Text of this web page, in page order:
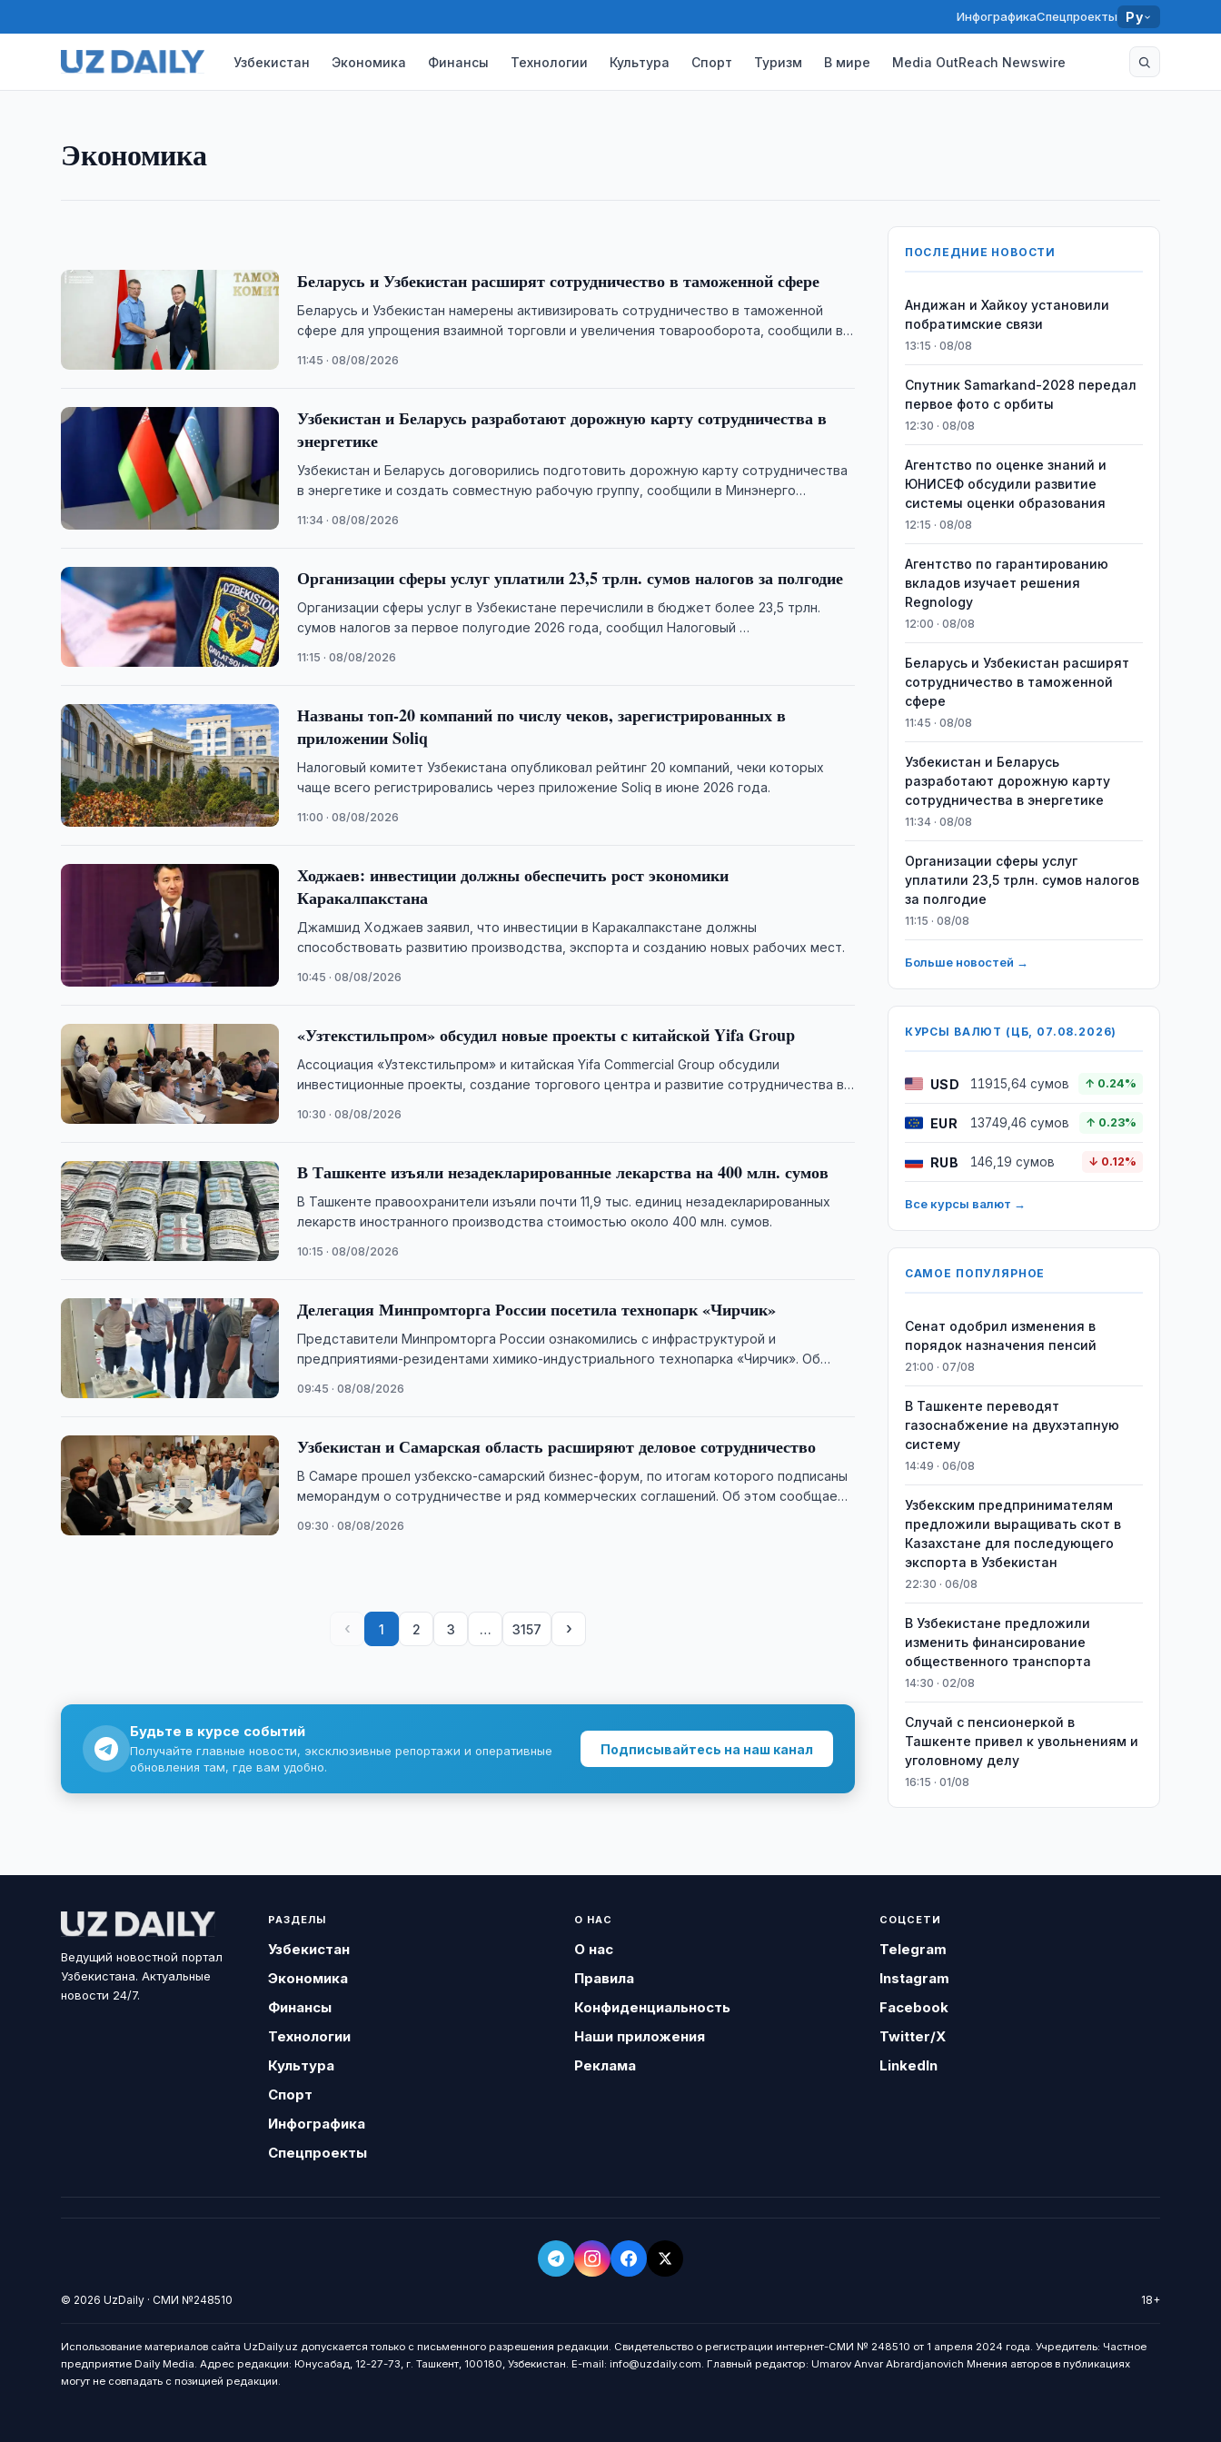
ИнфографикаСпецпроекты Ру
Узбекистан Экономика Финансы Технологии Культура Спорт Туризм В мире Media OutReach Newswire
Экономика
ЭКОНОМИКА
Агентство по гарантированию вкладов изучает решения
цифровые решения для развития национальной системы гарантирования вкладов.
Беларусь и Узбекистан расширят сотрудничество в таможенной сфере
Беларусь и Узбекистан намерены активизировать сотрудничество в таможенной
сфере для упрощения взаимной торговли и увеличения товарооборота, сообщили в
11:45 · 08/08/2026
Узбекистан и Беларусь разработают дорожную карту сотрудничества в
энергетике
Узбекистан и Беларусь договорились подготовить дорожную карту сотрудничества
в энергетике и создать совместную рабочую группу, сообщили в Минэнерго
11:34 · 08/08/2026
Организации сферы услуг уплатили 23,5 трлн. сумов налогов за полгодие
Организации сферы услуг в Узбекистане перечислили в бюджет более 23,5 трлн.
сумов налогов за первое полугодие 2026 года, сообщил Налоговый …
11:15 · 08/08/2026
Названы топ-20 компаний по числу чеков, зарегистрированных в
приложении Soliq
Налоговый комитет Узбекистана опубликовал рейтинг 20 компаний, чеки которых
чаще всего регистрировались через приложение Soliq в июне 2026 года.
11:00 · 08/08/2026
Ходжаев: инвестиции должны обеспечить рост экономики
Каракалпакстана
Джамшид Ходжаев заявил, что инвестиции в Каракалпакстане должны
способствовать развитию производства, экспорта и созданию новых рабочих мест.
10:45 · 08/08/2026
«Узтекстильпром» обсудил новые проекты с китайской Yifa Group
Ассоциация «Узтекстильпром» и китайская Yifa Commercial Group обсудили
инвестиционные проекты, создание торгового центра и развитие сотрудничества в
10:30 · 08/08/2026
​​​​​​​В Ташкенте изъяли незадекларированные лекарства на 400 млн. сумов
В Ташкенте правоохранители изъяли почти 11,9 тыс. единиц незадекларированных
лекарств иностранного производства стоимостью около 400 млн. сумов.
10:15 · 08/08/2026
Делегация Минпромторга России посетила технопарк «Чирчик»
Представители Минпромторга России ознакомились с инфраструктурой и
предприятиями-резидентами химико-индустриального технопарка «Чирчик». Об
09:45 · 08/08/2026
Узбекистан и Самарская область расширяют деловое сотрудничество
В Самаре прошел узбекско-самарский бизнес-форум, по итогам которого подписаны
меморандум о сотрудничестве и ряд коммерческих соглашений. Об этом сообщает
09:30 · 08/08/2026
‹ 1 2 3 … 3157 ›
Будьте в курсе событий
Получайте главные новости, эксклюзивные репортажи и оперативные
обновления там, где вам удобно.
Подписывайтесь на наш канал
ПОСЛЕДНИЕ НОВОСТИ
Андижан и Хайкоу установили
побратимские связи
13:15 · 08/08
Спутник Samarkand-2028 передал
первое фото с орбиты
12:30 · 08/08
Агентство по оценке знаний и
ЮНИСЕФ обсудили развитие
системы оценки образования
12:15 · 08/08
Агентство по гарантированию
вкладов изучает решения
Regnology
12:00 · 08/08
Беларусь и Узбекистан расширят
сотрудничество в таможенной
сфере
11:45 · 08/08
Узбекистан и Беларусь
разработают дорожную карту
сотрудничества в энергетике
11:34 · 08/08
Организации сферы услуг
уплатили 23,5 трлн. сумов налогов
за полгодие
11:15 · 08/08
Больше новостей →
КУРСЫ ВАЛЮТ (ЦБ, 07.08.2026)
USD 11915,64 сумов ↑ 0.24%
EUR 13749,46 сумов ↑ 0.23%
RUB 146,19 сумов ↓ 0.12%
Все курсы валют →
САМОЕ ПОПУЛЯРНОЕ
Сенат одобрил изменения в
порядок назначения пенсий
21:00 · 07/08
В Ташкенте переводят
газоснабжение на двухэтапную
систему
14:49 · 06/08
Узбекским предпринимателям
предложили выращивать скот в
Казахстане для последующего
экспорта в Узбекистан
22:30 · 06/08
В Узбекистане предложили
изменить финансирование
общественного транспорта
14:30 · 02/08
Случай с пенсионеркой в
Ташкенте привел к увольнениям и
уголовному делу
16:15 · 01/08
Ведущий новостной портал
Узбекистана. Актуальные
новости 24/7.
РАЗДЕЛЫ
Узбекистан
Экономика
Финансы
Технологии
Культура
Спорт
Инфографика
Спецпроекты
О НАС
О нас
Правила
Конфиденциальность
Наши приложения
Реклама
СОЦСЕТИ
Telegram
Instagram
Facebook
Twitter/X
LinkedIn
© 2026 UzDaily · СМИ №248510 18+
Использование материалов сайта UzDaily.uz допускается только с письменного разрешения редакции. Свидетельство о регистрации интернет-СМИ № 248510 от 1 апреля 2024 года. Учредитель: Частное
предприятие Daily Media. Адрес редакции: Юнусабад, 12-27-73, г. Ташкент, 100180, Узбекистан. E-mail: info@uzdaily.com. Главный редактор: Umarov Anvar Abrardjanovich Мнения авторов в публикациях
могут не совпадать с позицией редакции.